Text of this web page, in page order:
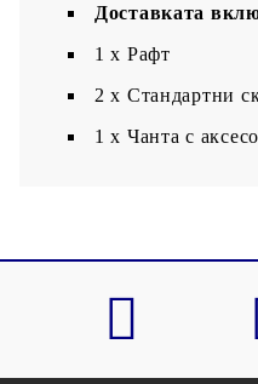
Доставката
1 х Рафт
2 x Стандартни
1 x Чанта с